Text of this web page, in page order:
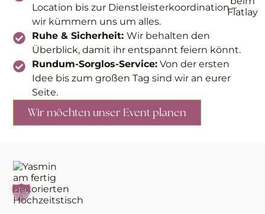
Location bis zur Dienstleisterkoordination –
wir kümmern uns um alles.
Ruhe & Sicherheit: Wir behalten den
Überblick, damit ihr entspannt feiern könnt.
Rundum-Sorglos-Service:Von der ersten
Idee bis zum großen Tag sind wir an eurer
Seite.
Wir möchten unser Event planen